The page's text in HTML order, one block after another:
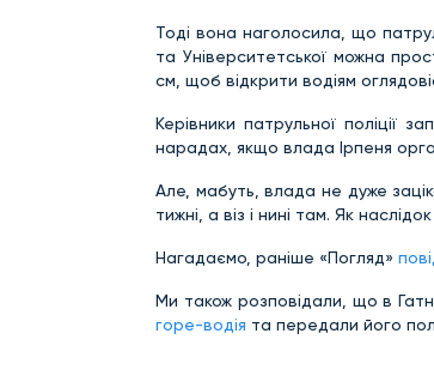
Тоді вона наголосила, що
та Університетської можна
см, щоб відкрити водіям
Керівники патрульної поліції
нарадах, якщо влада Ірпеня
Але, мабуть, влада не дуже
тижні, а віз і нині там. Як
Нагадаємо, раніше «Погляд»
Ми також розповідали, що в
горе-водія та передали його